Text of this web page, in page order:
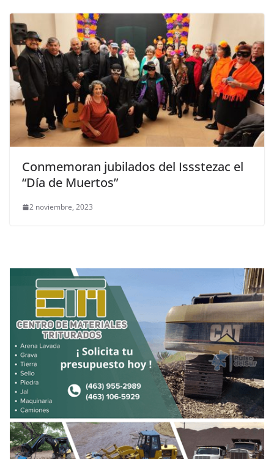
Conmemoran jubilados del Issstezac el
“Día de Muertos”
2 noviembre, 2023